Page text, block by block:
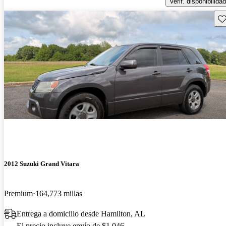
2012 Suzuki Grand Vitara
Premium 164,773 millas
Entrega a domicilio desde Hamilton, AL